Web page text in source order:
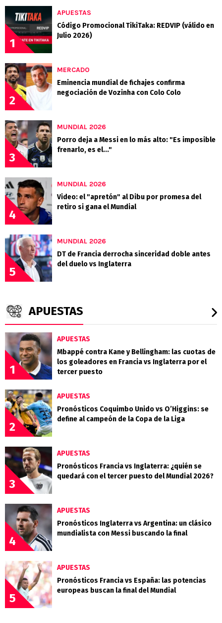
1
APUESTAS
Código Promocional TikiTaka: REDVIP (válido en
Julio 2026)
2
MERCADO
Eminencia mundial de fichajes confirma
negociación de Vozinha con Colo Colo
3
MUNDIAL 2026
Porro deja a Messi en lo más alto: "Es imposible
frenarlo, es el..."
4
MUNDIAL 2026
Video: el "apretón" al Dibu por promesa del
retiro si gana el Mundial
5
MUNDIAL 2026
DT de Francia derrocha sinceridad doble antes
del duelo vs Inglaterra
APUESTAS
1
APUESTAS
Mbappé contra Kane y Bellingham: las cuotas de
los goleadores en Francia vs Inglaterra por el
tercer puesto
2
APUESTAS
Pronósticos Coquimbo Unido vs O’Higgins: se
define al campeón de la Copa de la Liga
3
APUESTAS
Pronósticos Francia vs Inglaterra: ¿quién se
quedará con el tercer puesto del Mundial 2026?
4
APUESTAS
Pronósticos Inglaterra vs Argentina: un clásico
mundialista con Messi buscando la final
5
APUESTAS
Pronósticos Francia vs España: las potencias
europeas buscan la final del Mundial